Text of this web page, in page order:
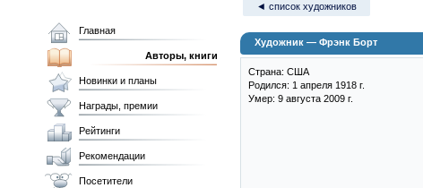
◄ список художников
Художник — Фрэнк Борт
Страна: США
Родился: 1 апреля 1918 г.
Умер: 9 августа 2009 г.
Главная
Авторы, книги
Новинки и планы
Награды, премии
Рейтинги
Рекомендации
Посетители